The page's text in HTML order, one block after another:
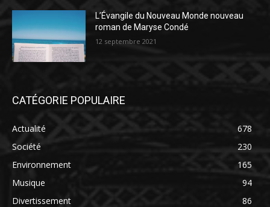
L’Évangile du Nouveau Monde nouveau
roman de Maryse Condé
12 septembre 2021
CATÉGORIE POPULAIRE
Actualité
678
Société
230
Environnement
165
Musique
94
Divertissement
86